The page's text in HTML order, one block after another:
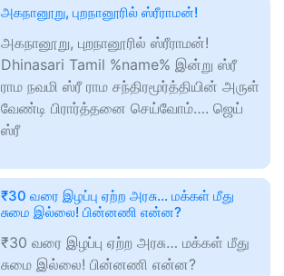
அகநானூறு, புறநானூரில் ஸ்ரீராமன்!
அகநானூறு, புறநானூரில் ஸ்ரீராமன்!
Dhinasari Tamil %name% இன்று ஸ்ரீ
ராம நவமி ஸ்ரீ ராம சந்திரமூர்த்தியின் அருள்
வேண்டி பிரார்த்தனை செய்வோம்…. ஜெய்
ஸ்ரீ
₹30 வரை இழப்பு ஏற்ற அரசு… மக்கள் மீது
சுமை இல்லை! பின்னணி என்ன?
₹30 வரை இழப்பு ஏற்ற அரசு… மக்கள் மீது
சுமை இல்லை! பின்னணி என்ன?